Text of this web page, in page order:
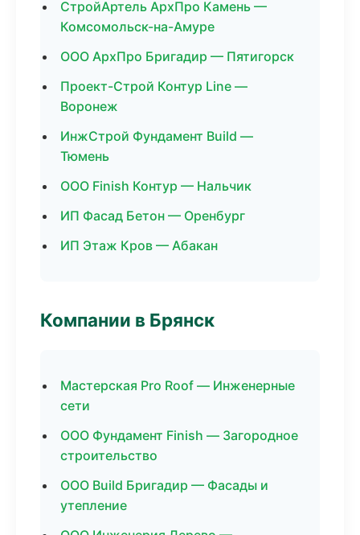
СтройАртель АрхПро Камень —
Комсомольск-на-Амуре
ООО АрхПро Бригадир — Пятигорск
Проект-Строй Контур Line —
Воронеж
ИнжСтрой Фундамент Build —
Тюмень
ООО Finish Контур — Нальчик
ИП Фасад Бетон — Оренбург
ИП Этаж Кров — Абакан
Компании в Брянск
Мастерская Pro Roof — Инженерные
сети
ООО Фундамент Finish — Загородное
строительство
ООО Build Бригадир — Фасады и
утепление